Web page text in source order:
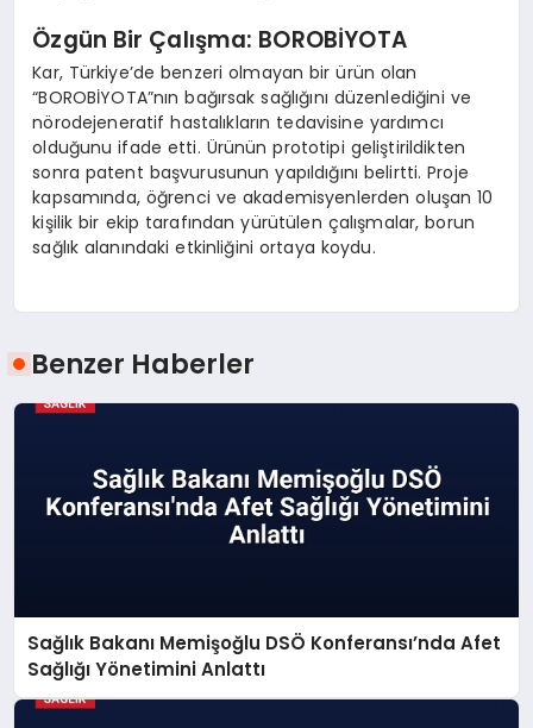
Özgün Bir Çalışma: BOROBİYOTA
Kar, Türkiye’de benzeri olmayan bir ürün olan
“BOROBİYOTA”nın bağırsak sağlığını düzenlediğini ve
nörodejeneratif hastalıkların tedavisine yardımcı
olduğunu ifade etti. Ürünün prototipi geliştirildikten
sonra patent başvurusunun yapıldığını belirtti. Proje
kapsamında, öğrenci ve akademisyenlerden oluşan 10
kişilik bir ekip tarafından yürütülen çalışmalar, borun
sağlık alanındaki etkinliğini ortaya koydu.
Benzer Haberler
Sağlık Bakanı Memişoğlu DSÖ Konferansı’nda Afet
Sağlığı Yönetimini Anlattı